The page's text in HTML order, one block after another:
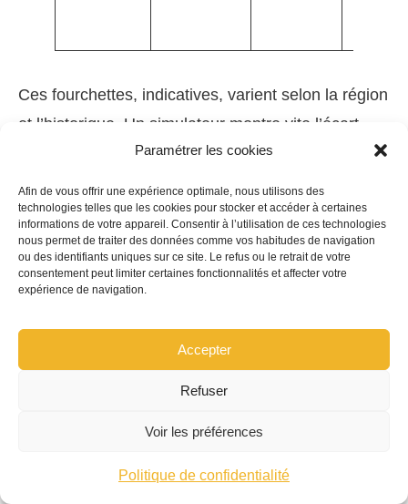
Paramétrer les cookies
Afin de vous offrir une expérience optimale, nous utilisons des
technologies telles que les cookies pour stocker et accéder à certaines
informations de votre appareil. Consentir à l’utilisation de ces technologies
nous permet de traiter des données comme vos habitudes de navigation
ou des identifiants uniques sur ce site. Le refus ou le retrait de votre
consentement peut limiter certaines fonctionnalités et affecter votre
expérience de navigation.
Accepter
Refuser
Voir les préférences
Politique de confidentialité
Ces fourchettes, indicatives, varient selon la région
et l’historique. Un simulateur montre vite l’écart
et unTiguan , mais aussi l’intérêt
d’options ciblées. À profil égal, le passage d’une
Intermédiaireà unTous Risquesaugmente la
prime, pourtant le coût total peut baisser après un
bris de glace ou un accrochage couvert. Cette
logique decoût complet
surprises et s’applique aussi à l’ID.4 dont les
réparations spécifiques justifient une couverture
Envie de détailler votre cas ? Passez directement à
Souscription en lignepour comprendre